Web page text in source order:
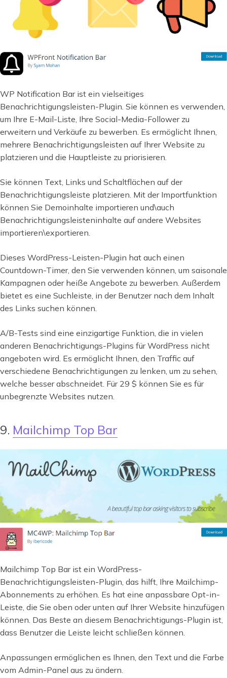
WP Notification Bar ist ein vielseitiges
Benachrichtigungsleisten-Plugin. Sie können es verwenden,
um Ihre E-Mail-Liste, Ihre Social-Media-Follower zu
erweitern und Verkäufe zu bewerben. Es ermöglicht Ihnen,
mehrere Benachrichtigungsleisten auf Ihrer Website zu
platzieren und die Hauptleiste zu priorisieren.
Sie können Text, Links und Schaltflächen auf der
Benachrichtigungsleiste platzieren. Mit der Importfunktion
können Sie Demoinhalte importieren und\auch
Benachrichtigungsleisteninhalte auf andere Websites
importieren\exportieren.
Dieses WordPress-Leisten-Plugin hat auch einen
Countdown-Timer, den Sie verwenden können, um saisonale
Kampagnen oder heiße Angebote zu bewerben. Außerdem
bietet es eine Suchleiste, in der Benutzer nach dem Inhalt
des Links suchen können.
A/B-Tests sind eine einzigartige Funktion, die in vielen
anderen Benachrichtigungs-Plugins für WordPress nicht
angeboten wird. Es ermöglicht Ihnen, den Traffic auf
verschiedene Benachrichtigungen zu lenken, um zu sehen,
welche besser abschneidet. Für 29 $ können Sie es für
unbegrenzte Websites nutzen.
9. Mailchimp Top Bar
Mailchimp Top Bar ist ein WordPress-
Benachrichtigungsleisten-Plugin, das hilft, Ihre Mailchimp-
Abonnements zu erhöhen. Es hat eine anpassbare Opt-in-
Leiste, die Sie oben oder unten auf Ihrer Website hinzufügen
können. Das Beste an diesem Benachrichtigungs-Plugin ist,
dass Benutzer die Leiste leicht schließen können.
Anpassungen ermöglichen es Ihnen, den Text und die Farbe
vom Admin-Panel aus zu ändern.